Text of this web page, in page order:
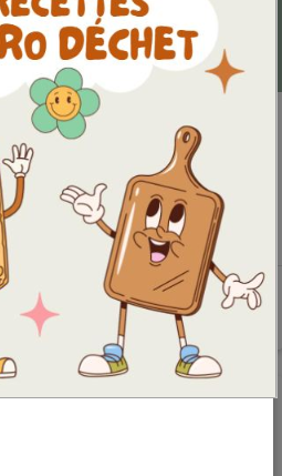
01/01
de collecte des